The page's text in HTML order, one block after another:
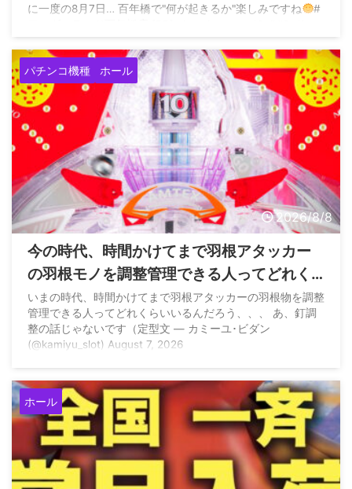
に一度の8月7日… 百年橋で"何が起きるか"楽しみですね
#
パチンコ機種 ホール
2026/8/8
今の時代、時間かけてまで羽根アタッカー
の羽根モノを調整管理できる人ってどれく
らいいるの？
いまの時代、時間かけてまで羽根アタッカーの羽根物を調整
管理できる人ってどれくらいいるんだろう、、、 あ、釘調
整の話じゃないです（定型文 — カミーユ･ビダン
(@kamiyu_slot) August 7, 2026
ホール